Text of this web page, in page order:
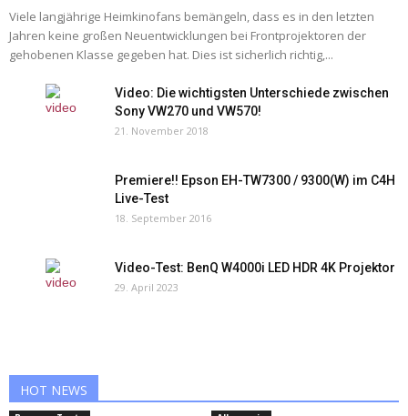
Viele langjährige Heimkinofans bemängeln, dass es in den letzten
Jahren keine großen Neuentwicklungen bei Frontprojektoren der
gehobenen Klasse gegeben hat. Dies ist sicherlich richtig,...
Video: Die wichtigsten Unterschiede zwischen
Sony VW270 und VW570!
21. November 2018
Premiere!! Epson EH-TW7300 / 9300(W) im C4H
Live-Test
18. September 2016
Video-Test: BenQ W4000i LED HDR 4K Projektor
29. April 2023
HOT NEWS